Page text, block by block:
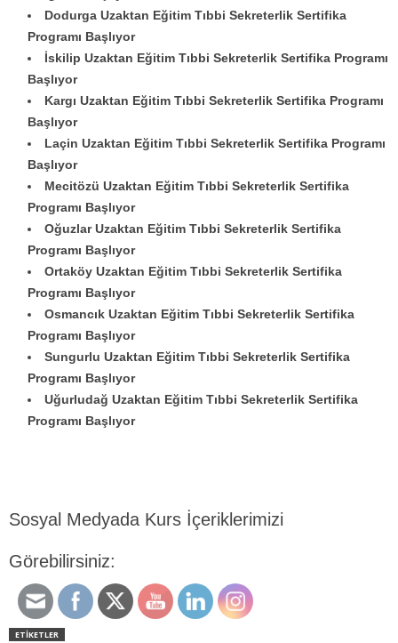
Dodurga Uzaktan Eğitim Tıbbi Sekreterlik Sertifika
Programı Başlıyor
İskilip Uzaktan Eğitim Tıbbi Sekreterlik Sertifika Programı
Başlıyor
Kargı Uzaktan Eğitim Tıbbi Sekreterlik Sertifika Programı
Başlıyor
Laçin Uzaktan Eğitim Tıbbi Sekreterlik Sertifika Programı
Başlıyor
Mecitözü Uzaktan Eğitim Tıbbi Sekreterlik Sertifika
Programı Başlıyor
Oğuzlar Uzaktan Eğitim Tıbbi Sekreterlik Sertifika
Programı Başlıyor
Ortaköy Uzaktan Eğitim Tıbbi Sekreterlik Sertifika
Programı Başlıyor
Osmancık Uzaktan Eğitim Tıbbi Sekreterlik Sertifika
Programı Başlıyor
Sungurlu Uzaktan Eğitim Tıbbi Sekreterlik Sertifika
Programı Başlıyor
Uğurludağ Uzaktan Eğitim Tıbbi Sekreterlik Sertifika
Programı Başlıyor
Sosyal Medyada Kurs İçeriklerimizi
Görebilirsiniz:
ETİKETLER